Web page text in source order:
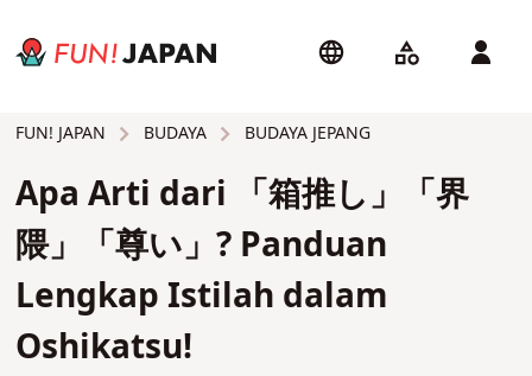
FUN! JAPAN BUDAYA BUDAYA JEPANG
Apa Arti dari 「箱推し」「界
隈」「尊い」? Panduan
Lengkap Istilah dalam
Oshikatsu!